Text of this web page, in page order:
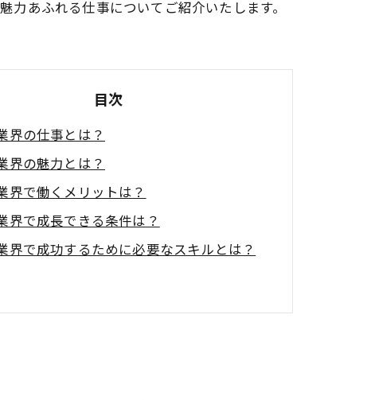
力あふれる仕事についてご紹介いたします。
目次
界の仕事とは？
界の魅力とは？
界で働くメリットは？
界で成長できる条件は？
界で成功するために必要なスキルとは？